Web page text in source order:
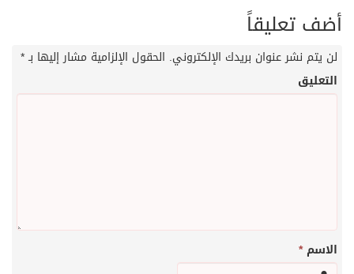
أضف تعليقاً
لن يتم نشر عنوان بريدك الإلكتروني. الحقول الإلزامية مشار إليها بـ*
التعليق
الاسم*